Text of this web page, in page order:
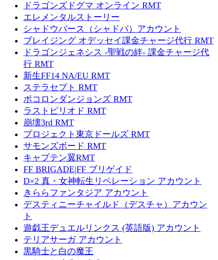
ドラゴンズドグマ オンライン RMT
エレメンタルストーリー
シャドウバース（シャドバ）アカウント
ブレイジング オデッセイ課金チャージ代行 RMT
ドラゴンジェネシス -聖戦の絆- 課金チャージ代
行 RMT
新生FF14 NA/EU RMT
ステラセプト RMT
ポコロンダンジョンズ RMT
ラストピリオド RMT
崩壊3rd RMT
プロジェクト東京ドールズ RMT
サモンズボード RMT
キャプテン翼RMT
FF BRIGADE|FF ブリゲイド
D×2 真・女神転生リベレーション アカウント
きららファンタジア アカウント
デスティニーチャイルド（デスチャ）アカウン
ト
遊戯王デュエルリンクス (英語版) アカウント
テリアサーガ アカウント
黒騎士と白の魔王